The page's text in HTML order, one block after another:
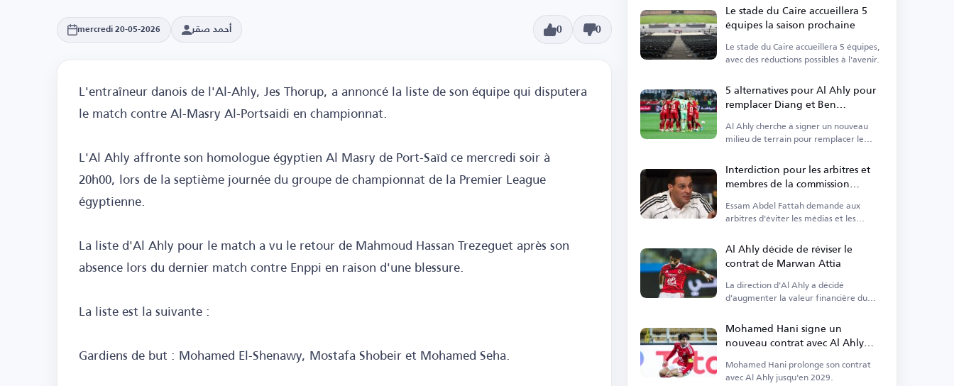
mercredi 20-05-2026 أحمد صقر 0 0
L'entraîneur danois de l'Al-Ahly, Jes Thorup, a annoncé la liste de son équipe qui disputera
le match contre Al-Masry Al-Portsaidi en championnat.
L'Al Ahly affronte son homologue égyptien Al Masry de Port-Saïd ce mercredi soir à
20h00, lors de la septième journée du groupe de championnat de la Premier League
égyptienne.
La liste d'Al Ahly pour le match a vu le retour de Mahmoud Hassan Trezeguet après son
absence lors du dernier match contre Enppi en raison d'une blessure.
La liste est la suivante :
Gardiens de but : Mohamed El-Shenawy, Mostafa Shobeir et Mohamed Seha.
Le stade du Caire accueillera 5
équipes la saison prochaine
Le stade du Caire accueillera 5 équipes,
avec des réductions possibles à l'avenir.
5 alternatives pour Al Ahly pour
remplacer Diang et Ben
Ramadan
Al Ahly cherche à signer un nouveau
milieu de terrain pour remplacer le
Interdiction pour les arbitres et
membres de la commission
d'apparaître dans les médias
Essam Abdel Fattah demande aux
arbitres d'éviter les médias et les
Al Ahly décide de réviser le
contrat de Marwan Attia
La direction d'Al Ahly a décidé
d'augmenter la valeur financière du
Attia.
Mohamed Hani signe un
nouveau contrat avec Al Ahly
jusqu'en 2029
Mohamed Hani prolonge son contrat
avec Al Ahly jusqu'en 2029.